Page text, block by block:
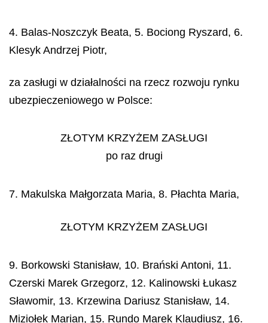
4. Balas-Noszczyk Beata, 5. Bociong Ryszard, 6.
Klesyk Andrzej Piotr,
za zasługi w działalności na rzecz rozwoju rynku
ubezpieczeniowego w Polsce:
ZŁOTYM KRZYŻEM ZASŁUGI
po raz drugi
7. Makulska Małgorzata Maria, 8. Płachta Maria,
ZŁOTYM KRZYŻEM ZASŁUGI
9. Borkowski Stanisław, 10. Brański Antoni, 11.
Czerski Marek Grzegorz, 12. Kalinowski Łukasz
Sławomir, 13. Krzewina Dariusz Stanisław, 14.
Miziołek Marian, 15. Rundo Marek Klaudiusz, 16.